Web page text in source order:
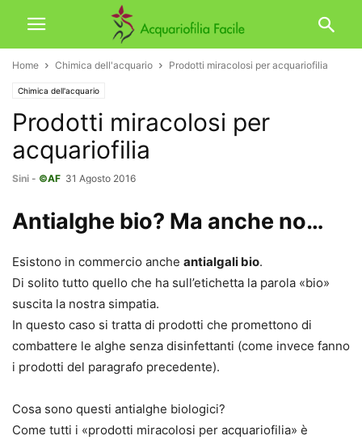
Home Chimica dell'acquario Prodotti miracolosi per acquariofilia
Chimica dell'acquario
Prodotti miracolosi per
acquariofilia
Sini - ©AF 31 Agosto 2016
Antialghe bio? Ma anche no…
Esistono in commercio anche antialgali bio.
Di solito tutto quello che ha sull’etichetta la parola «bio»
suscita la nostra simpatia.
In questo caso si tratta di prodotti che promettono di
combattere le alghe senza disinfettanti (come invece fanno
i prodotti del paragrafo precedente).
Cosa sono questi antialghe biologici?
Come tutti i «prodotti miracolosi per acquariofilia» è